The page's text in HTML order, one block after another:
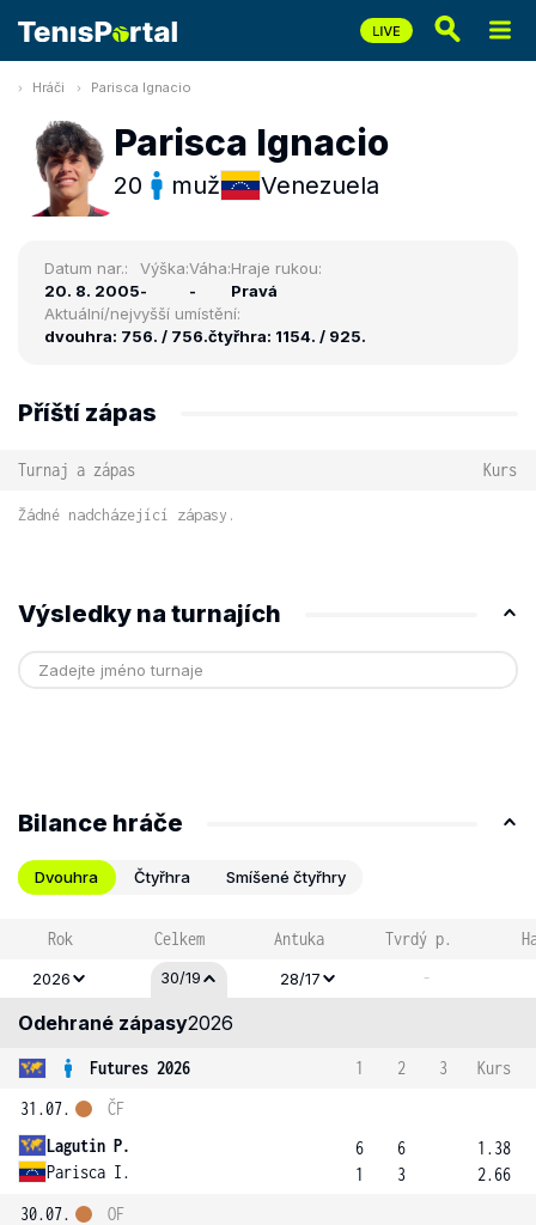
Hráči Parisca Ignacio
Parisca Ignacio
20 muž Venezuela
Datum nar.:
20. 8. 2005
Výška:
-
Váha:
-
Hraje rukou:
Pravá
Aktuální/nejvyšší umístění:
dvouhra: 756. / 756.čtyřhra: 1154. / 925.
Příští zápas
Turnaj a zápas Kurs
Žádné nadcházející zápasy.
Výsledky na turnajích
Bilance hráče
Dvouhra Čtyřhra Smíšené čtyřhry
Rok Celkem Antuka Tvrdý p.
2026 30/19 28/17 -
Odehrané zápasy2026
Futures 2026 1 2 3
Kurs
31.07.
Lagutin P.
Parisca I.
ČF
6
1
6
3
1.38
2.66
30.07.
OF